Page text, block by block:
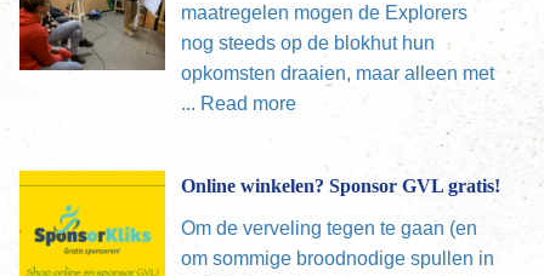
maatregelen mogen de Explorers
nog steeds op de blokhut hun
opkomsten draaien, maar alleen met
... Read more
Online winkelen? Sponsor GVL gratis!
Om de verveling tegen te gaan (en
om sommige broodnodige spullen in